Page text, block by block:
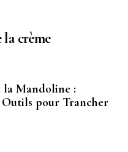
la crème
Mandoline :
Outils pour Trancher